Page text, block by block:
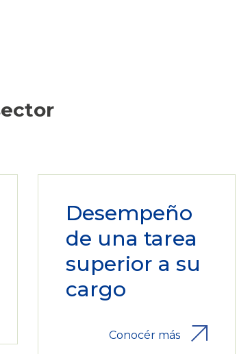
Desempeño
de una tarea
superior a su
cargo
Conocér más